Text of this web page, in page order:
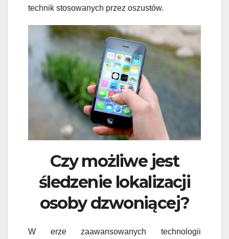
technik stosowanych przez oszustów.
Czy możliwe jest
śledzenie lokalizacji
osoby dzwoniącej?
W erze zaawansowanych technologii